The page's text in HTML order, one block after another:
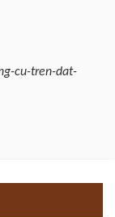
cu-tren-dat-